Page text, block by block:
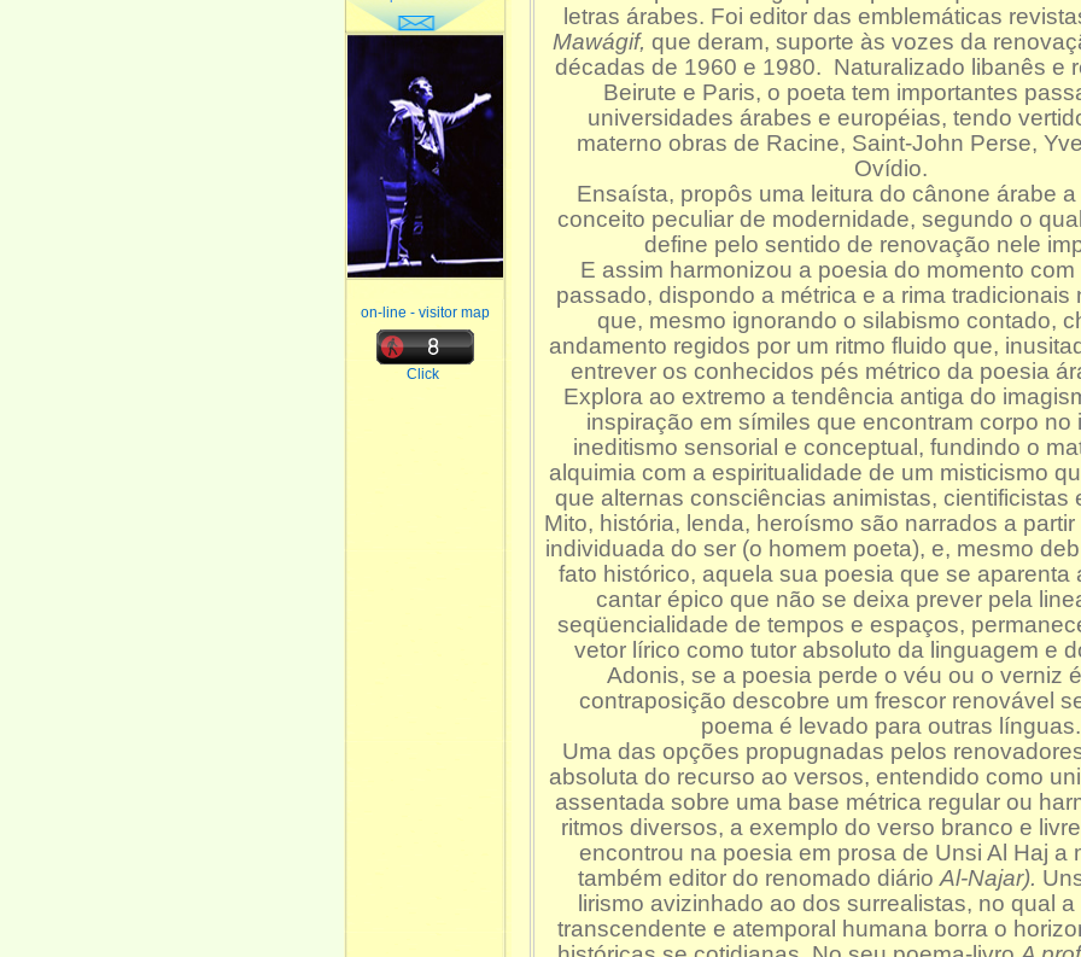
on-line - visitor map
Click
letras árabes. Foi editor das emblemáticas
Mawágif, que deram, suporte às vozes da
décadas de 1960 e 1980. Naturalizado libanês e
Beirute e Paris, o poeta tem importantes
universidades árabes e européias, tendo
materno obras de Racine, Saint-John Perse,
Ovídio.
Ensaísta, propôs uma leitura do cânone árabe
conceito peculiar de modernidade, segundo o
define pelo sentido de renovação nele
E assim harmonizou a poesia do momento
passado, dispondo a métrica e a rima tradicionais
que, mesmo ignorando o silabismo contado,
andamento regidos por um ritmo fluido que,
entrever os conhecidos pés métrico da poesia
Explora ao extremo a tendência antiga do
inspiração em símiles que encontram corpo no
ineditismo sensorial e conceptual, fundindo o
alquimia com a espiritualidade de um misticismo
que alternas consciências animistas, cientificistas
Mito, história, lenda, heroísmo são narrados a
individuada do ser (o homem poeta), e, mesmo
fato histórico, aquela sua poesia que se aparenta
cantar épico que não se deixa prever pela
seqüencialidade de tempos e espaços,
vetor lírico como tutor absoluto da linguagem e
Adonis, se a poesia perde o véu ou o verniz
contraposição descobre um frescor renovável
poema é levado para outras línguas.
Uma das opções propugnadas pelos
absoluta do recurso ao versos, entendido como
assentada sobre uma base métrica regular ou
ritmos diversos, a exemplo do verso branco e
encontrou na poesia em prosa de Unsi Al Haj a
também editor do renomado diárioAl-Najar).
lirismo avizinhado ao dos surrealistas, no qual
transcendente e atemporal humana borra o